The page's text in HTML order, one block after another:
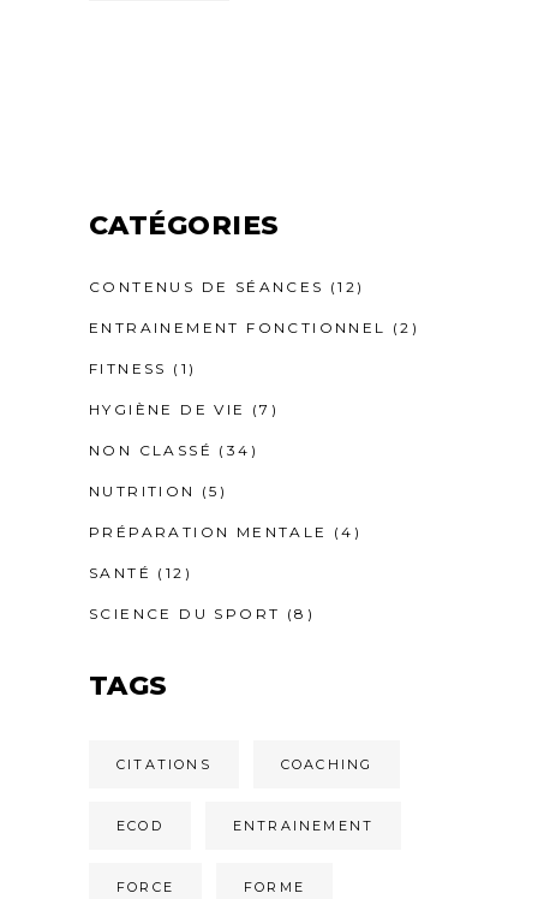
CATÉGORIES
CONTENUS DE SÉANCES (12)
ENTRAINEMENT FONCTIONNEL (2)
FITNESS (1)
HYGIÈNE DE VIE (7)
NON CLASSÉ (34)
NUTRITION (5)
PRÉPARATION MENTALE (4)
SANTÉ (12)
SCIENCE DU SPORT (8)
TAGS
CITATIONS COACHING
ECOD ENTRAINEMENT
FORCE FORME